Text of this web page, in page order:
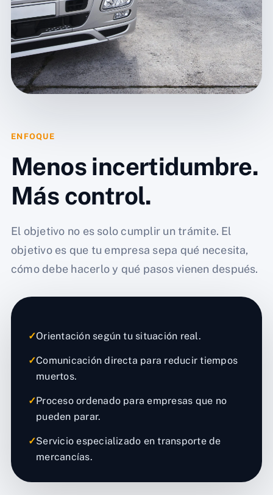
ENFOQUE
Menos incertidumbre.
Más control.
El objetivo no es solo cumplir un trámite. El
objetivo es que tu empresa sepa qué necesita,
cómo debe hacerlo y qué pasos vienen después.
✓Orientación según tu situación real.
✓Comunicación directa para reducir tiempos
muertos.
✓Proceso ordenado para empresas que no
pueden parar.
✓Servicio especializado en transporte de
mercancías.